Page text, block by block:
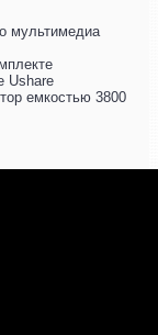
мультимедиа
Ushare
емкостью 3800